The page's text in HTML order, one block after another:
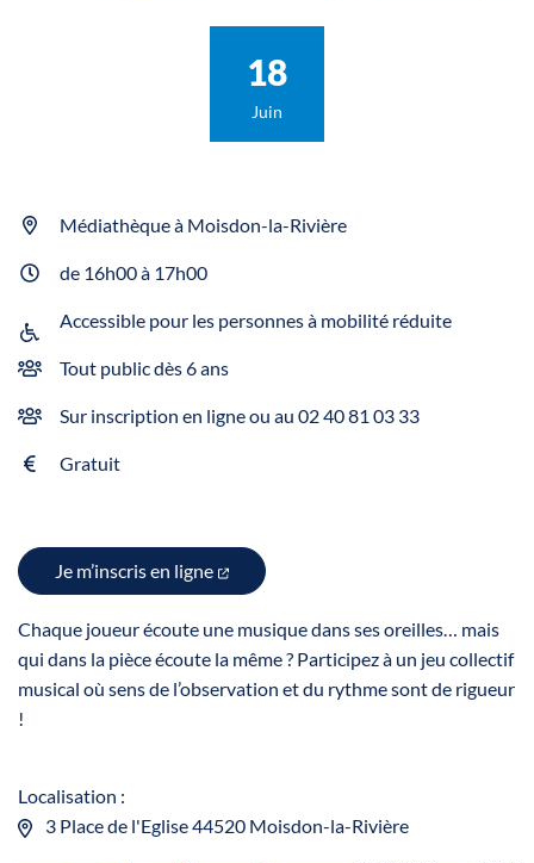
Le
18
Juin
INFOS UTILES
Médiathèque à Moisdon-la-Rivière
de 16h00 à 17h00
Accessible pour les personnes à mobilité réduite
Tout public dès 6 ans
Sur inscription en ligne ou au 02 40 81 03 33
Gratuit
Je m’inscris en ligne
Chaque joueur écoute une musique dans ses oreilles… mais
qui dans la pièce écoute la même ? Participez à un jeu collectif
musical où sens de l’observation et du rythme sont de rigueur
!
Localisation :
3 Place de l'Eglise 44520 Moisdon-la-Rivière